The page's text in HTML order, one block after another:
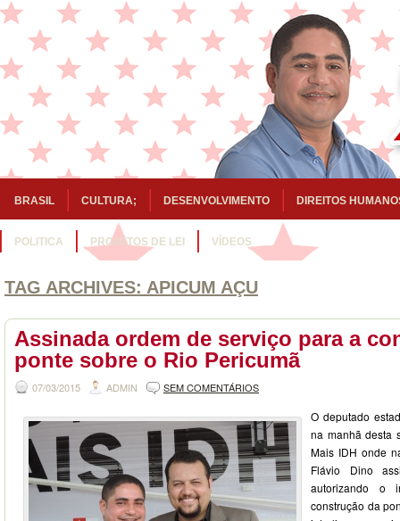
BRASIL CULTURA; DESENVOLVIMENTO DIREITOS
POLITICA PROJETOS DE LEI VÍDEOS
TAG ARCHIVES: APICUM AÇU
Assinada ordem de serviço para a
ponte sobre o Rio Pericumã
07/03/2015 ADMIN SEM COMENTÁRIOS
O deputado
na manhã desta
Mais IDH onde
Flávio Dino
autorizando o
construção da